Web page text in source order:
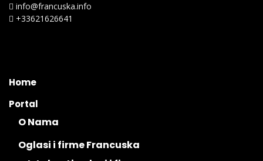
info@francuska.info
+33621626641
Home
Portal
O Nama
Oglasi i firme Francuska